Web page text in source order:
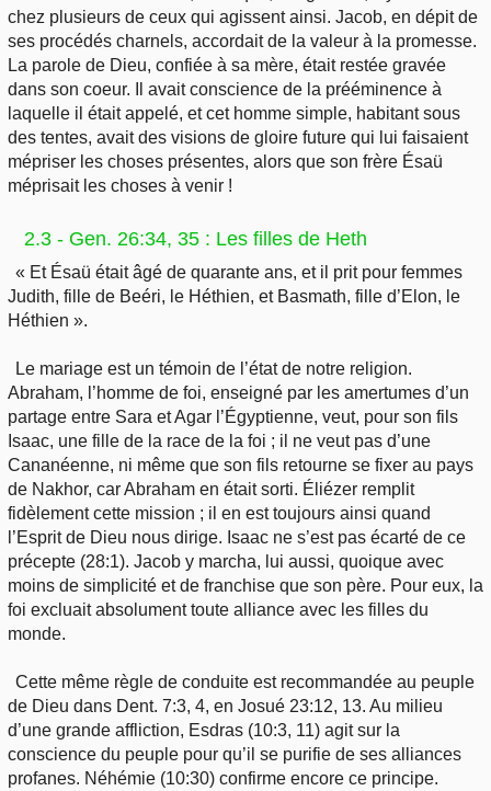
chez plusieurs de ceux qui agissent ainsi. Jacob, en dépit de
ses procédés charnels, accordait de la valeur à la promesse.
La parole de Dieu, confiée à sa mère, était restée gravée
dans son coeur. Il avait conscience de la prééminence à
laquelle il était appelé, et cet homme simple, habitant sous
des tentes, avait des visions de gloire future qui lui faisaient
mépriser les choses présentes, alors que son frère Ésaü
méprisait les choses à venir !
2.3 - Gen. 26:34, 35 : Les filles de Heth
« Et Ésaü était âgé de quarante ans, et il prit pour femmes
Judith, fille de Beéri, le Héthien, et Basmath, fille d’Elon, le
Héthien ».
Le mariage est un témoin de l’état de notre religion.
Abraham, l’homme de foi, enseigné par les amertumes d’un
partage entre Sara et Agar l’Égyptienne, veut, pour son fils
Isaac, une fille de la race de la foi ; il ne veut pas d’une
Cananéenne, ni même que son fils retourne se fixer au pays
de Nakhor, car Abraham en était sorti. Éliézer remplit
fidèlement cette mission ; il en est toujours ainsi quand
l’Esprit de Dieu nous dirige. Isaac ne s’est pas écarté de ce
précepte (28:1). Jacob y marcha, lui aussi, quoique avec
moins de simplicité et de franchise que son père. Pour eux, la
foi excluait absolument toute alliance avec les filles du
monde.
Cette même règle de conduite est recommandée au peuple
de Dieu dans Dent. 7:3, 4, en Josué 23:12, 13. Au milieu
d’une grande affliction, Esdras (10:3, 11) agit sur la
conscience du peuple pour qu’il se purifie de ses alliances
profanes. Néhémie (10:30) confirme encore ce principe.